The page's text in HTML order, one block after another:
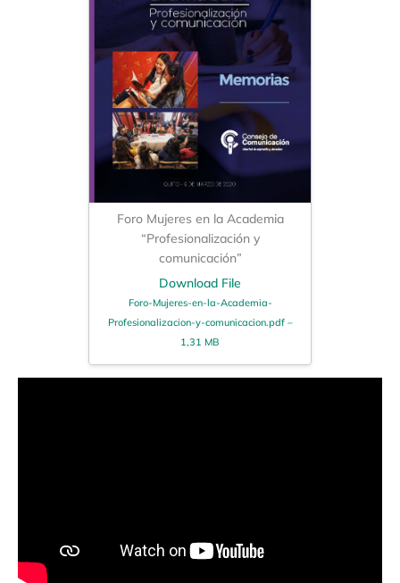
Foro Mujeres en la Academia
“Profesionalización y
comunicación”
Download File
Foro-Mujeres-en-la-Academia-
Profesionalizacion-y-comunicacion.pdf –
1,31 MB